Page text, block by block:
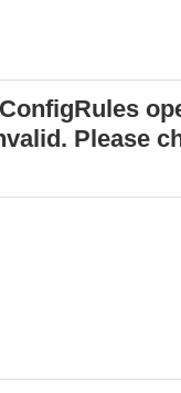
Please